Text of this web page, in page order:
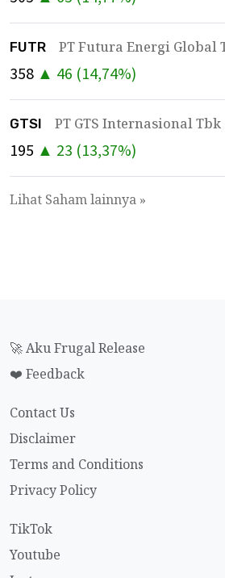
FUTR PT Futura Energi Global
358 ▲ 46 (14,74%)
GTSI PT GTS Internasional Tbk
195 ▲ 23 (13,37%)
Lihat Saham lainnya »
🚀 Aku Frugal Release
❤️ Feedback
Contact Us
Disclaimer
Terms and Conditions
Privacy Policy
TikTok
Youtube